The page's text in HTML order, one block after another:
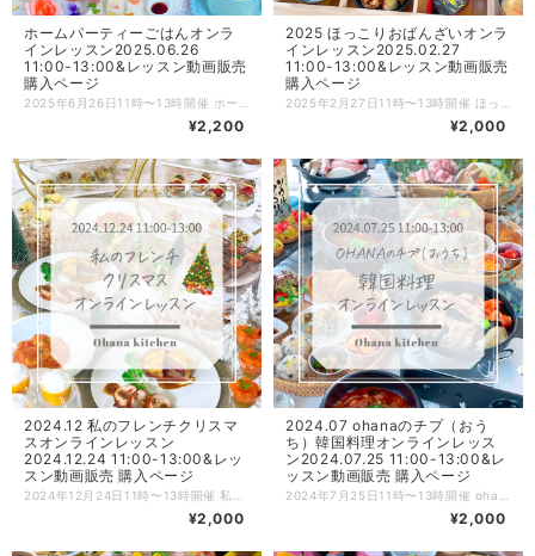
ホームパーティーごはんオンラ
インレッスン2025.06.26
11:00-13:00&レッスン動画販売
購入ページ
¥2,200
2025 ほっこりおばんざいオンラ
インレッスン2025.02.27
11:00-13:00&レッスン動画販売
購入ページ
¥2,000
2024.12 私のフレンチクリスマ
スオンラインレッスン
2024.12.24 11:00-13:00&レッ
スン動画販売 購入ページ
¥2,000
2024.07 ohanaのチプ（おう
ち）韓国料理オンラインレッス
ン2024.07.25 11:00-13:00&レ
ッスン動画販売 購入ページ
¥2,000